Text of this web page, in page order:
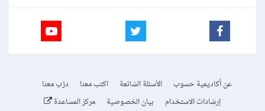
عن أكاديمية حسوب الأسئلة الشائعة اكتب معنا
درّب معنا
إرشادات الاستخدام
بيان الخصوصية مركز المساعدة